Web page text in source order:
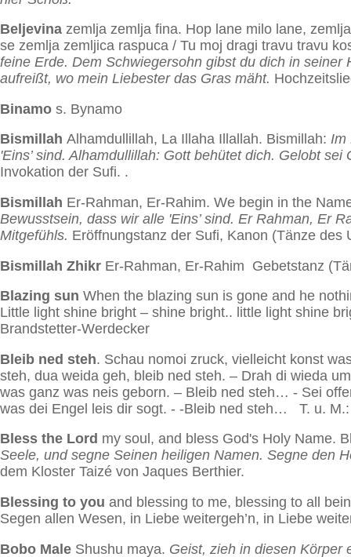
Beljevina zemlja zemlja fina. Hop lane milo lane,
se zemlja zemljica raspuca / Tu moj dragi travu travu
feine Erde. Dem Schwiegersohn gibst du dich in
aufreißt, wo mein Liebester das Gras mäht.
Binamo s. Bynamo
Bismillah Alhamdullillah, La Illaha Illallah. Bismillah: Im
'Eins’ sind. Alhamdullillah: Gott behütet dich. Gelobt
Invokation der Sufi. .
Bismillah Er-Rahman, Er-Rahim. We begin in the
Bewusstsein, dass wir alle 'Eins’ sind. Er Rahman, Er
Mitgefühls. Eröffnungstanz der Sufi, Kanon (Tänze des
Bismillah Zhikr Er-Rahman, Er-Rahim Gebetstanz
Blazing sun When the blazing sun is gone and he
Little light shine bright – shine bright.. little light shine
Brandstetter-Werdecker
Bleib ned steh. Schau nomoi zruck, vielleicht konst
steh, dua weida geh, bleib ned steh. – Drah di wieda
was ganz was neis geborn. – Bleib ned steh… - Sei
was dei Engel leis dir sogt. - -Bleib ned steh… T. u.
Bless the Lord my soul, and bless God's Holy Name.
Seele, und segne Seinen heiligen Namen. Segne den
dem Kloster Taizé von Jaques Berthier.
Blessing to you and blessing to me, blessing to all
Segen allen Wesen, in Liebe weitergeh’n, in Liebe
Bobo Male Shushu maya. Geist, zieh in diesen Körper